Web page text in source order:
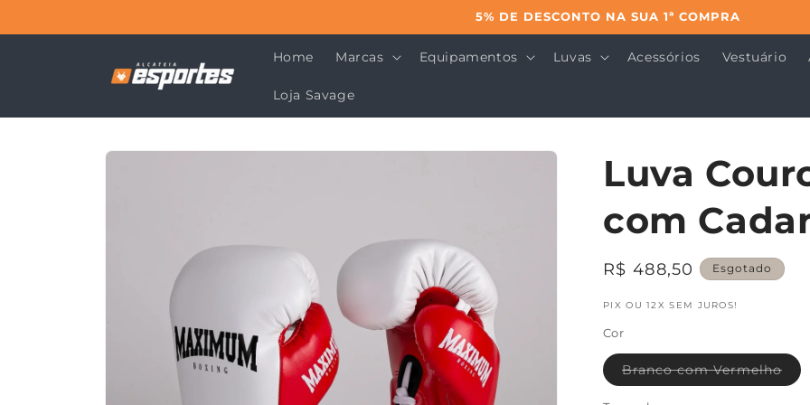
conteúdo
5% DE DESCONTO NA SUA 1ª COMPRA
Home Marcas Equipamentos Luvas Acessórios Vestuário
Loja Savage
Luva
com
Preço
R$ 488,50 Esgotado
PIX OU 12X SEM JUROS!
Cor
Branco com Vermelho